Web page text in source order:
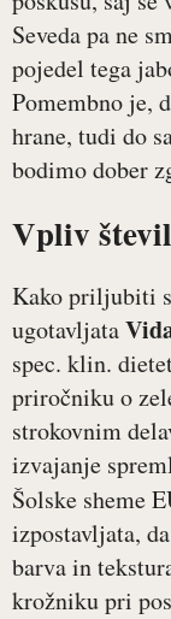
Seveda pa ne
pojedel tega
Pomembno je,
hrane, tudi do
bodimo dober
Vpliv
Kako priljubiti
ugotavljata
spec. klin.
priročniku o
strokovnim
izvajanje
Šolske sheme
izpostavljata,
barva in
krožniku pri